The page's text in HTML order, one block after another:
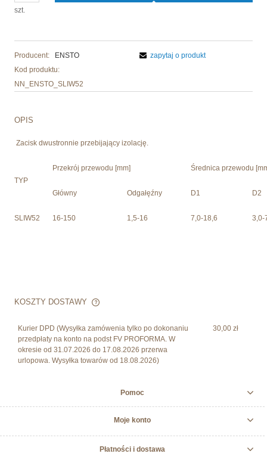
szt.
Producent:
ENSTO
Kod produktu:
NN_ENSTO_SLIW52
zapytaj o produkt
OPIS
Zacisk dwustronnie przebijający izolację.
TYP
Przekrój przewodu [mm] Średnica przewodu
Główny Odgałęźny D1 D2
SLIW52 16-150 1,5-16 7,0-18,6 3,0-
KOSZTY DOSTAWY
CENA NIE ZAWIERA EWENTUALNYCH KOSZTÓW
Kurier DPD (Wysyłka zamówenia tylko po dokonaniu
przedpłaty na konto na podst FV PROFORMA. W
okresie od 31.07.2026 do 17.08.2026 przerwa
urlopowa. Wysyłka towarów od 18.08.2026)
30,00 zł
Pomoc
Moje konto
Płatności i dostawa